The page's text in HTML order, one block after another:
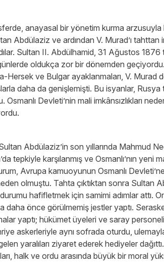
anayasal bir yönetim kurma
Abdülaziz ve ardından V. Murad’ı
Sultan II. Abdülhamid, 31 Ağustos 1876
oldukça zor bir dönemden
Hersek ve Bulgar ayaklanmaları, V. Murad
daha da genişlemişti. Bu isyanlar, Rusya
Devleti’nin mali imkânsızlıkları
Abdülaziz’in son yıllarında Mahmud
tepkiyle karşılanmış ve Osmanlı’nın yeni
Avrupa kamuoyunun Osmanlı
olmuştu. Tahta çıktıktan sonra Sultan
hafifletmek için samimi adımlar attı.
daha önce görülmemiş jestler yaptı.
yaptı; hükümet üyeleri ve saray personelini
askerleriyle aynı sofrada oturdu,
yaralıları ziyaret ederek hediyeler
halk ve ordu arasında büyük bir moral